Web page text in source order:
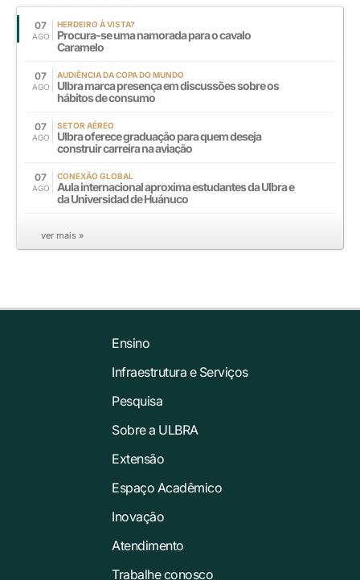
07
AGO
HERDEIRO À VISTA?
Procura-se uma namorada para o cavalo
Caramelo
07
AGO
AUDIÊNCIA DA COPA DO MUNDO
Ulbra marca presença em discussões sobre os
hábitos de consumo
07
AGO
SETOR AÉREO
Ulbra oferece graduação para quem deseja
construir carreira na aviação
07
AGO
CONEXÃO GLOBAL
Aula internacional aproxima estudantes da Ulbra e
da Universidad de Huánuco
ver mais »
Ensino
Infraestrutura e Serviços
Pesquisa
Sobre a ULBRA
Extensão
Espaço Acadêmico
Inovação
Atendimento
Trabalhe conosco